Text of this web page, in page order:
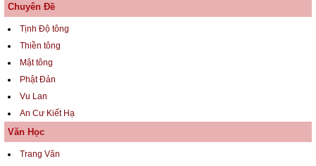
Chuyên Đề
Tịnh Độ tông
Thiền tông
Mật tông
Phật Đản
Vu Lan
An Cư Kiết Hạ
Văn Học
Trang Văn